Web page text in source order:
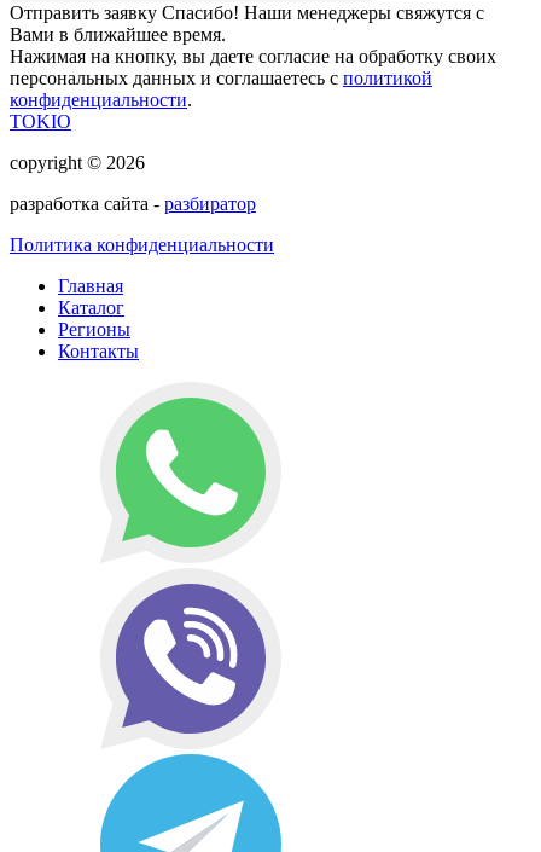
Отправить заявку Спасибо! Наши менеджеры свяжутся с
Вами в ближайшее время.
Нажимая на кнопку, вы даете согласие на обработку своих
персональных данных и соглашаетесь с политикой
конфиденциальности.
TOKIO
copyright © 2026
разработка сайта - разбиратор
Политика конфиденциальности
Главная
Каталог
Регионы
Контакты